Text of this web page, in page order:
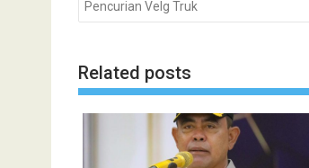
Pencurian Velg Truk
Related posts